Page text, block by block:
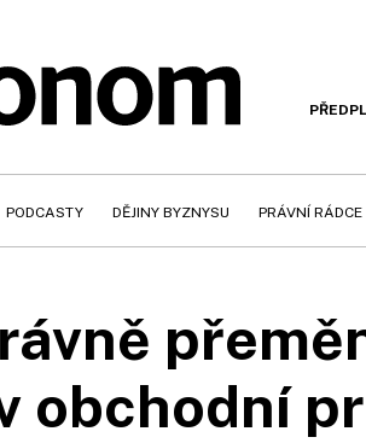
PODCASTY DĚJINY BYZNYSU PRÁVNÍ RÁDCE
obchodní